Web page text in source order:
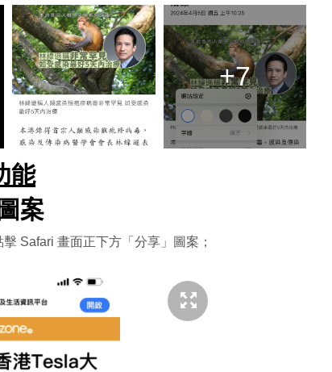
+7
能
案
Safari 畫面正下方「分享」圖案；